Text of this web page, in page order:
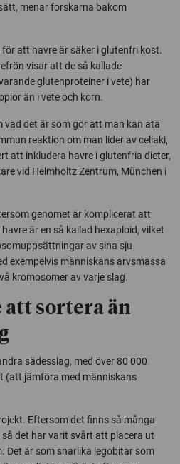
menar forskarna bakom
att havre är säker i glutenfri kost.
visar att de så kallade
glutenproteiner i vete) har
än i vete och korn.
vad det är som gör att man kan äta
reaktion om man lider av celiaki,
att inkludera havre i glutenfria dieter,
vid Helmholtz Zentrum, München i
genomet är komplicerat att
är en så kallad hexaploid, vilket
av sina sju
exempelvis människans arvsmassa
kromosomer av varje slag.
att sortera än
sädesslag, med över 80 000
(att jämföra med människans
Eftersom det finns så många
det har varit svårt att placera ut
Det är som snarlika legobitar som